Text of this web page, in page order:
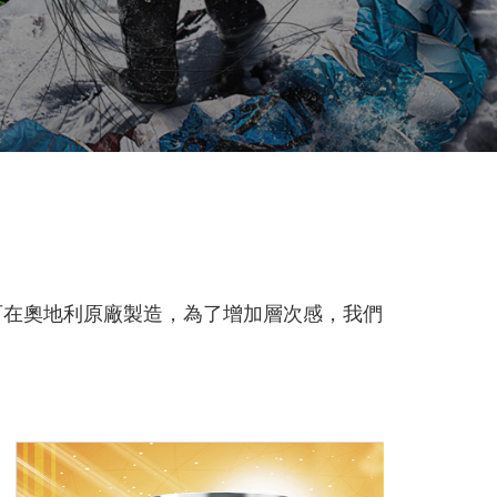
奧地利原廠製造，為了增加層次感，我們